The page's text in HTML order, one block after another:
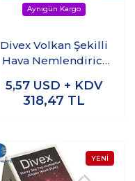
Divex Volkan Şekilli
Hava Nemlendirici
H-11
5,57 USD + KDV
318,47 TL